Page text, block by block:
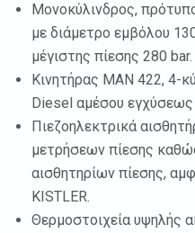
Μονοκύλινδρος,
με διάμετρο εμβόλου
μέγιστης πίεσης 280 bar.
Κινητήρας MAN 422, 4-
Diesel αμέσου εγχύσεως
Πιεζοηλεκτρικά
μετρήσεων πίεσης
αισθητηρίων πίεσης,
KISTLER.
Θερμοστοιχεία υψηλής